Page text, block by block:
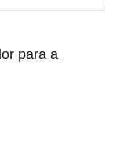
para a